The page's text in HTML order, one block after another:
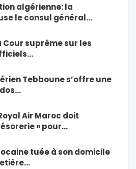
algérienne: la
le consul général…
Cour suprême sur les
Tebboune s’offre une
Air Maroc doit
» pour…
tuée à son domicile